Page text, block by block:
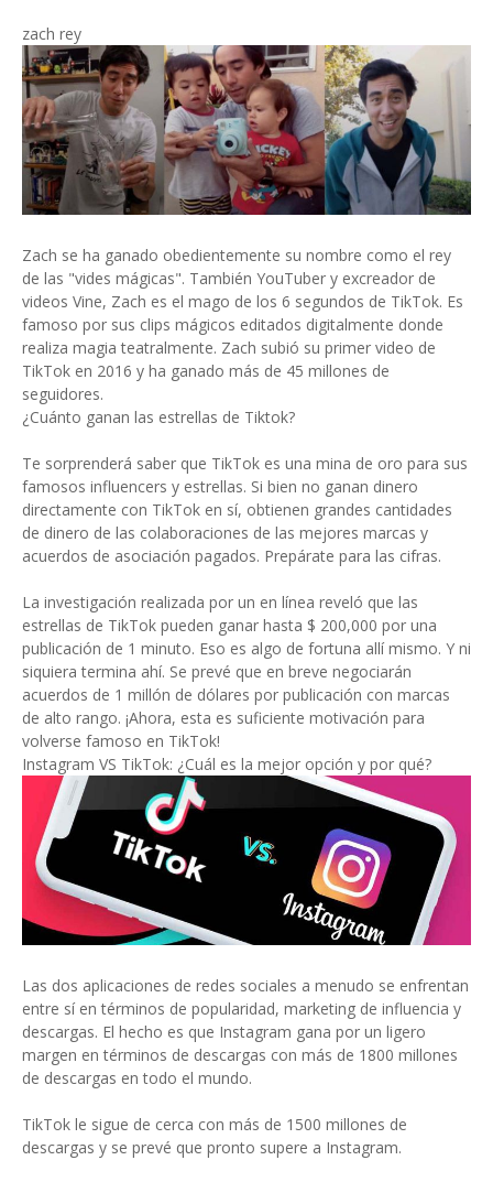
zach rey
Zach se ha ganado obedientemente su nombre como el rey
de las "vides mágicas". También YouTuber y excreador de
videos Vine, Zach es el mago de los 6 segundos de TikTok. Es
famoso por sus clips mágicos editados digitalmente donde
realiza magia teatralmente. Zach subió su primer video de
TikTok en 2016 y ha ganado más de 45 millones de
seguidores.
¿Cuánto ganan las estrellas de Tiktok?
Te sorprenderá saber que TikTok es una mina de oro para sus
famosos influencers y estrellas. Si bien no ganan dinero
directamente con TikTok en sí, obtienen grandes cantidades
de dinero de las colaboraciones de las mejores marcas y
acuerdos de asociación pagados. Prepárate para las cifras.
La investigación realizada por un en línea reveló que las
estrellas de TikTok pueden ganar hasta $ 200,000 por una
publicación de 1 minuto. Eso es algo de fortuna allí mismo. Y ni
siquiera termina ahí. Se prevé que en breve negociarán
acuerdos de 1 millón de dólares por publicación con marcas
de alto rango. ¡Ahora, esta es suficiente motivación para
volverse famoso en TikTok!
Instagram VS TikTok: ¿Cuál es la mejor opción y por qué?
Las dos aplicaciones de redes sociales a menudo se enfrentan
entre sí en términos de popularidad, marketing de influencia y
descargas. El hecho es que Instagram gana por un ligero
margen en términos de descargas con más de 1800 millones
de descargas en todo el mundo.
TikTok le sigue de cerca con más de 1500 millones de
descargas y se prevé que pronto supere a Instagram.